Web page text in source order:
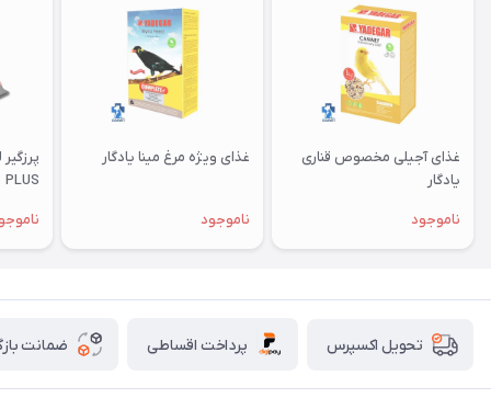
غذای آجیلی مخصوص قناری
یادگار
ناموجود
غذای ویژه مرغ مینا یادگار
ناموجود
PLUS
تحویل اکسپرس پرداخت اقساطی ضمانت